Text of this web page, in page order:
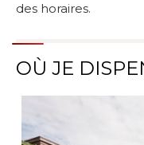
des horaires.
OÙ JE